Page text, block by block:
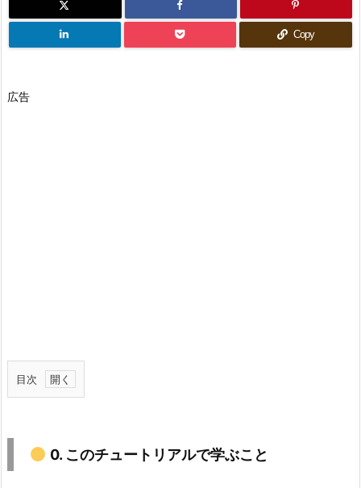
Copy
広告
目次
1.
こ
0. このチュートリアルで学ぶこと